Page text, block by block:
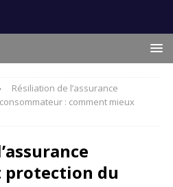
Résiliation de l’assurance
: comment mieux
du